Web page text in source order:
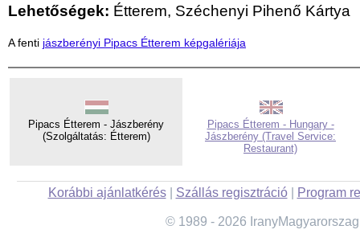
Lehetőségek: Étterem, Széchenyi Pihenő Kártya
A fenti jászberényi Pipacs Étterem képgalériája
Pipacs Étterem - Jászberény
(Szolgáltatás: Étterem)
Pipacs Étterem - Hungary -
Jászberény (Travel Service:
Restaurant)
Korábbi ajánlatkérés| Szállás regisztráció| Program
© 1989 - 2026